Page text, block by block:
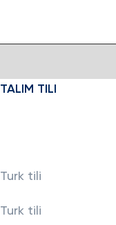
TALIM TILI
Turk tili
Turk tili